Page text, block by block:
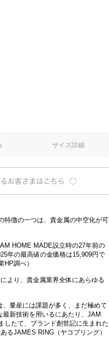
サイズ詳細
特徴の一つは、貴金属の中空化が可
HOME MADE設立時の27年前の
年の最高値の金価格は15,909円で
調べ）
より、貴金属業界全体にあらゆる
量産には課題が多く、まだ極めて
新技術を用いるにあたり、JAM
したて、ブランド創世記に生まれた
るJAMES RING（ヤコブリング）